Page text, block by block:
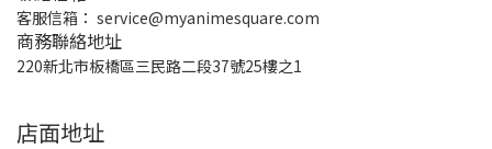
客服信箱： service@myanimesquare.com
商務聯絡地址
220新北市板橋區三民路二段37號25樓之1
店面地址